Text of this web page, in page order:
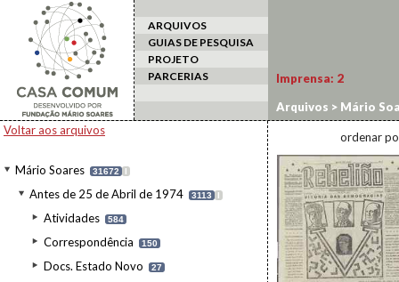
ARQUIVOS
GUIAS DE PESQUISA
PROJETO
PARCERIAS
Voltar aos arquivos
Mário Soares 31672 I
Antes de 25 de Abril de 1974 3113 I
Atividades 584
Correspondência 150
Docs. Estado Novo 27
Imprensa: 2
Arquivos > Mário
ordenar